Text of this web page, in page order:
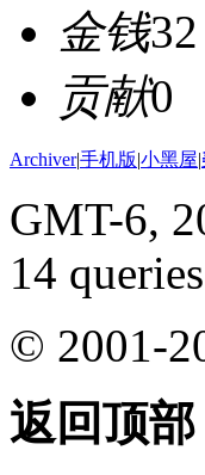
金钱32
贡献0
Archiver|手机版|小黑屋|
GMT-6,
14
© 2001-
返回顶部